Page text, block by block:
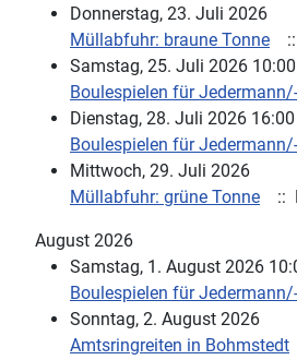
Donnerstag, 23. Juli 2026
Müllabfuhr: braune Tonne
Samstag, 25. Juli 2026
Boulespielen für
Dienstag, 28. Juli 2026
Boulespielen für
Mittwoch, 29. Juli 2026
Müllabfuhr: grüne Tonne
::
August 2026
Samstag, 1. August 2026
Boulespielen für
Sonntag, 2. August 2026
Amtsringreiten in Bohmstedt